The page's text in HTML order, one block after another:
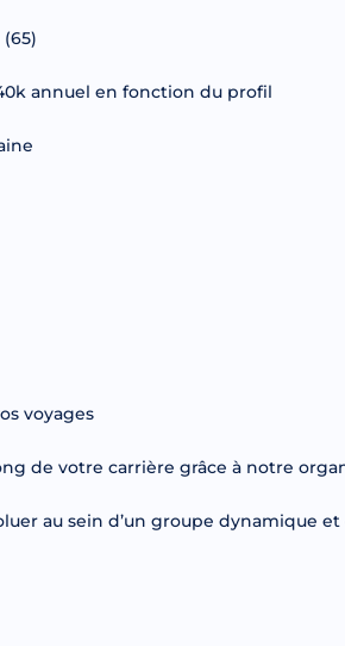
annuel en fonction du profil
voyages
de votre carrière grâce à notre
au sein d’un groupe dynamique